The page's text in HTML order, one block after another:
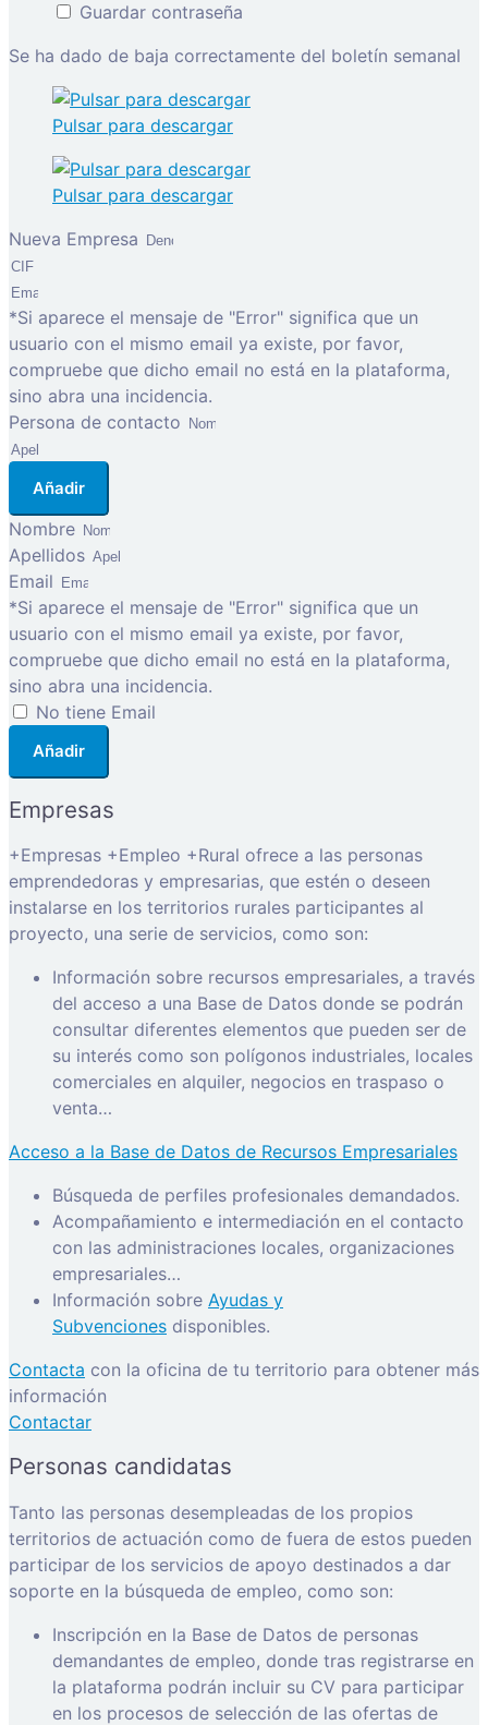
Guardar contraseña
Se ha dado de baja correctamente del boletín semanal
Pulsar para descargar
Pulsar para descargar
Nueva Empresa
*Si aparece el mensaje de "Error" significa que un
usuario con el mismo email ya existe, por favor,
compruebe que dicho email no está en la plataforma,
sino abra una incidencia.
Persona de contacto
Añadir
Nombre
Apellidos
Email
*Si aparece el mensaje de "Error" significa que un
usuario con el mismo email ya existe, por favor,
compruebe que dicho email no está en la plataforma,
sino abra una incidencia.
No tiene Email
Añadir
Empresas
+Empresas +Empleo +Rural ofrece a las personas
emprendedoras y empresarias, que estén o deseen
instalarse en los territorios rurales participantes al
proyecto, una serie de servicios, como son:
Información sobre recursos empresariales, a través
del acceso a una Base de Datos donde se podrán
consultar diferentes elementos que pueden ser de
su interés como son polígonos industriales, locales
comerciales en alquiler, negocios en traspaso o
venta…
Acceso a la Base de Datos de Recursos Empresariales
Búsqueda de perfiles profesionales demandados.
Acompañamiento e intermediación en el contacto
con las administraciones locales, organizaciones
empresariales…
Información sobre Ayudas y
Subvenciones disponibles.
Contacta con la oficina de tu territorio para obtener más
información
Contactar
Personas candidatas
Tanto las personas desempleadas de los propios
territorios de actuación como de fuera de estos pueden
participar de los servicios de apoyo destinados a dar
soporte en la búsqueda de empleo, como son:
Inscripción en la Base de Datos de personas
demandantes de empleo, donde tras registrarse en
la plataforma podrán incluir su CV para participar
en los procesos de selección de las ofertas de